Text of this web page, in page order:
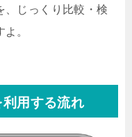
、じっくり比較・検
。
用する流れ